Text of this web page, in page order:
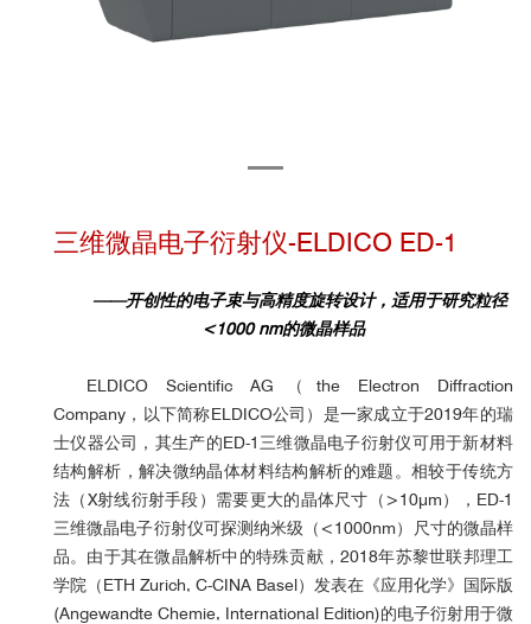
三维微晶电子衍射仪-ELDICO ED-1
——开创性的电子束与高精度旋转设计，适用于研究粒径
<1000 nm的微晶样品
ELDICO Scientific AG（ the Electron Diffraction
Company，以下简称ELDICO公司 ）是一家成立于2019年的瑞
士仪器公司，其生产的ED-1三维微晶电子衍射仪可用于新材料
结构解析，解决微纳晶体材料结构解析的难题。相较于传统方
法（X射线衍射手段）需要更大的晶体尺寸（>10μm），ED-1
三维微晶电子衍射仪可探测纳米级（<1000nm）尺寸的微晶样
品。 由于其在微晶解析中的特殊贡献，2018年苏黎世联邦理工
学院（ETH Zurich, C-CINA Basel）发表在《应用化学》国际版
(Angewandte Chemie, International Edition)的电子衍射用于微